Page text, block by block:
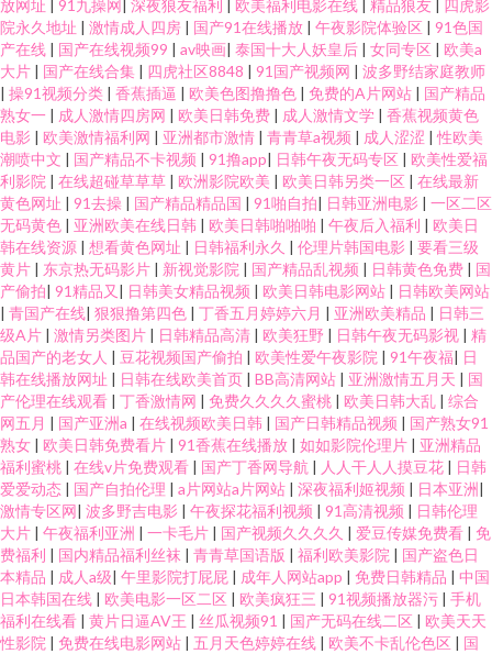
放网址 | 91九操网| 深夜狼友福利 | 欧美福利电影在线 | 精品狼友 | 四虎影
院永久地址 | 激情成人四房 | 国产91在线播放 | 午夜影院体验区 | 91色国
产在线 | 国产在线视频99 | av映画| 泰国十大人妖皇后 | 女同专区 | 欧美a
大片 | 国产在线合集 | 四虎社区8848 | 91国产视频网 | 波多野结家庭教师
| 操91视频分类 | 香蕉插逼 | 欧美色图撸撸色 | 免费的A片网站 | 国产精品
熟女一 | 成人激情四房网 | 欧美日韩免费 | 成人激情文学 | 香蕉视频黄色
电影 | 欧美激情福利网 | 亚洲都市激情 | 青青草a视频 | 成人涩涩 |性欧美
潮喷中文 | 国产精品不卡视频 | 91撸app| 日韩午夜无码专区 | 欧美性爱福
利影院 | 在线超碰草草草 | 欧洲影院欧美 | 欧美日韩另类一区 | 在线最新
黄色网址 | 91去操 | 国产精品精品国 | 91啪自拍| 日韩亚洲电影 | 一区二区
无码黄色 | 亚洲欧美在线日韩 | 欧美日韩啪啪啪 | 午夜后入福利 | 欧美日
韩在线资源 | 想看黄色网址 | 日韩福利永久 | 伦理片韩国电影 | 要看三级
黄片 | 东京热无码影片 | 新视觉影院 | 国产精品乱视频 | 日韩黄色免费 | 国
产偷拍| 91精品又 | 日韩美女精品视频 | 欧美日韩电影网站 | 日韩欧美网站
| 青国产在线| 狠狠撸第四色 | 丁香五月婷婷六月 | 亚洲欧美精品 | 日韩三
级A片 | 激情另类图片 | 日韩精品高清 | 欧美狂野 | 日韩午夜无码影视 | 精
品国产的老女人 | 豆花视频国产偷拍 | 欧美性爱午夜影院 | 91午夜福| 日
韩在线播放网址 | 日韩在线欧美首页 | BB高清网站 | 亚洲激情五月天 | 国
产伦理在线观看 | 丁香激情网 | 免费久久久久蜜桃 | 欧美日韩大乱 | 综合
网五月 | 国产亚洲a | 在线视频欧美日韩 | 国产日韩精品视频 | 国产熟女91
熟女 | 欧美日韩免费看片 | 91香蕉在线播放 | 如如影院伦理片 | 亚洲精品
福利蜜桃 | 在线v片免费观看 | 国产丁香网导航 | 人人干人人摸豆花 | 日韩
爱爱动态 | 国产自拍伦理 | a片网站a片网站 | 深夜福利姬视频 | 日本亚洲|
激情专区网| 波多野吉电影 | 午夜探花福利视频 | 91高清视频 | 日韩伦理
大片 | 午夜福利亚洲 | 一卡毛片 | 国产视频久久久久 | 爱豆传媒免费看 | 免
费福利 | 国内精品福利丝袜 | 青青草国语版 | 福利欧美影院 | 国产盗色日
本精品 | 成人a级| 午里影院打屁屁 | 成年人网站app | 免费日韩精品 | 中国
日本韩国在线 | 欧美电影一区二区 | 欧美疯狂三 | 91视频播放器污 | 手机
福利在线看 | 黄片日逼AV王 | 丝瓜视频91 | 国产无码在线二区 | 欧美天天
性影院 | 免费在线电影网站 | 五月天色婷婷在线 | 欧美不卡乱伦色区 | 国